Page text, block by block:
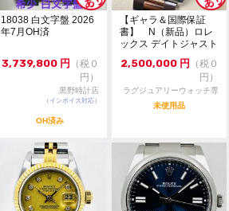
18038 白文字盤 2026
年7月OH済
3,739,800 円
（税０
円）
黒野時計店
（インボイス対応）
OH済み
【ギャラ＆国際保証
書】 N（新品）ロレ
ックス デイトジャスト
126231 36m...
2,500,000 円
（税０
円）
ラグジュアリーウォッチ専
門店：R/M
未使用品